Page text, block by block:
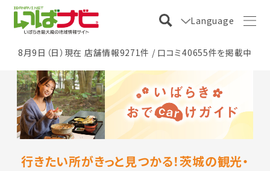
Language
8月9日（日）現在 店舗情報9271件 / 口コミ40655件を掲載中
行きたい所がきっと見つかる！茨城の観光・